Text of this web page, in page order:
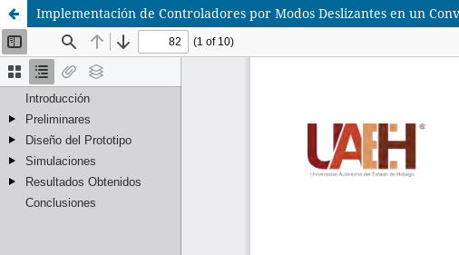
Implementación de Controladores por Modos Deslizantes en un